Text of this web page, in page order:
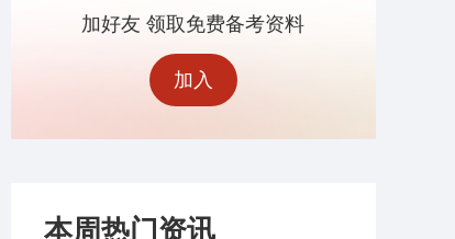
加好友 领取免费备考资料
加入
本周热门资讯